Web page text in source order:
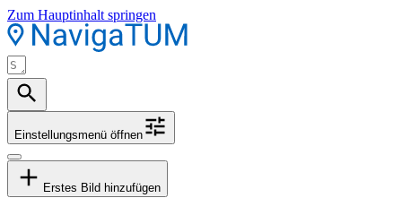
Zum Hauptinhalt springen
Einstellungsmenü öffnen
Erstes Bild hinzufügen